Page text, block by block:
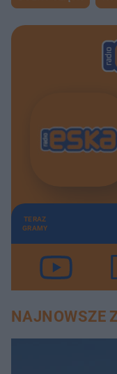
TERAZ
GRAMY
NAJNOWSZE